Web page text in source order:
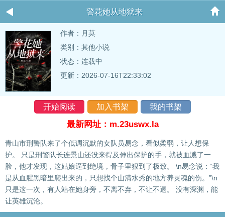
警花她从地狱来
作者： 月莫
类别：其他小说
状态：连载中
更新：2026-07-16T22:33:02
开始阅读 加入书架 我的书架
最新网址：m.23uswx.la
青山市刑警队来了个低调沉默的女队员易念，看似柔弱，让人想保
护。 只是刑警队长连景山还没来得及伸出保护的手，就被血溅了一
脸，他才发现，这姑娘逼到绝境，骨子里狠到了极致。 \n易念说：“我
是从血腥黑暗里爬出来的，只想找个山清水秀的地方养灵魂的伤。”\n
只是这一次，有人站在她身旁，不离不弃，不让不退。 没有深渊，能
让英雄沉沦。